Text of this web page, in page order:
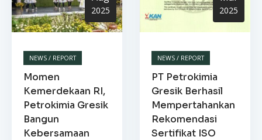
2025
NEWS / REPORT
Momen
Kemerdekaan RI,
Petrokimia Gresik
Bangun
Kebersamaan
2025
NEWS / REPORT
PT Petrokimia
Gresik Berhasil
Mempertahankan
Rekomendasi
Sertifikat ISO